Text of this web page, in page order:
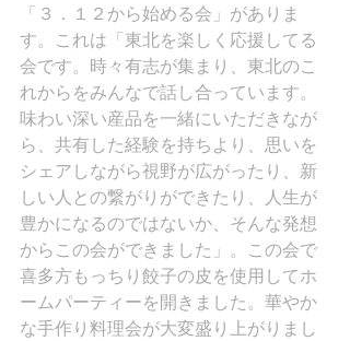
「３．１２から始める会」がありま
す。これは「東北を楽しく応援してる
会です。時々有志が集まり、東北のこ
れからをみんなで話し合っています。
味わい深い産品を一緒にいただきなが
ら、共有した経験を持ちより、思いを
シェアしながら視野が広がったり、新
しい人との繋がりができたり、人生が
豊かになるのではないか、そんな発想
からこの会ができました」。この会で
喜多方もっちり餃子の皮を使用してホ
ームパーティーを開きました。華やか
な手作り料理会が大変盛り上がりまし